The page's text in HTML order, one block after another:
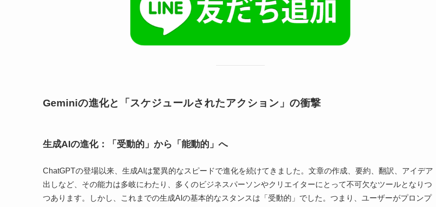
Geminiの進化と「スケジュールされたアクション」の衝撃
生成AIの進化：「受動的」から「能動的」へ
ChatGPTの登場以来、生成AIは驚異的なスピードで進化を続けてきました。文章の作成、要約、翻訳、アイデア
出しなど、その能力は多岐にわたり、多くのビジネスパーソンやクリエイターにとって不可欠なツールとなりつ
つあります。しかし、これまでの生成AIの基本的なスタンスは「受動的」でした。つまり、ユーザーがプロンプ